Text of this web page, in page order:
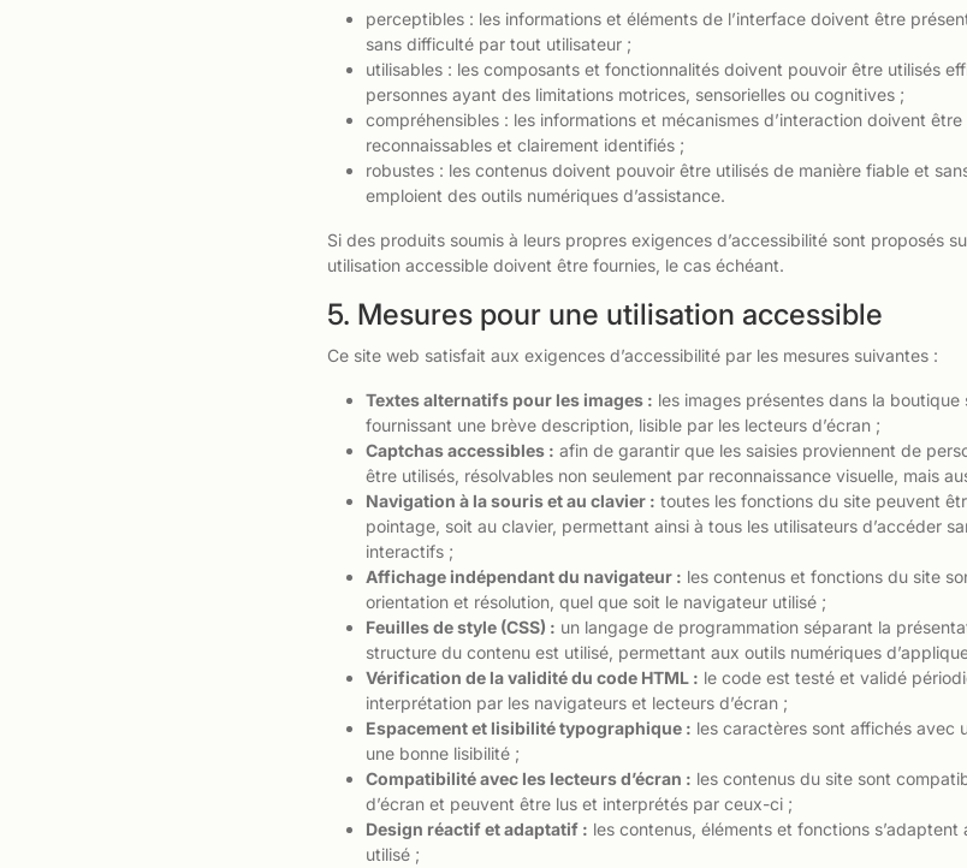
perceptibles : les informations et éléments de l’interface doivent être
sans difficulté par tout utilisateur ;
utilisables : les composants et fonctionnalités doivent pouvoir être utilisés
personnes ayant des limitations motrices, sensorielles ou cognitives ;
compréhensibles : les informations et mécanismes d’interaction doivent
reconnaissables et clairement identifiés ;
robustes : les contenus doivent pouvoir être utilisés de manière fiable et
emploient des outils numériques d’assistance.
Si des produits soumis à leurs propres exigences d’accessibilité sont proposés
utilisation accessible doivent être fournies, le cas échéant.
5. Mesures pour une utilisation accessible
Ce site web satisfait aux exigences d’accessibilité par les mesures suivantes :
Textes alternatifs pour les images : les images présentes dans la
fournissant une brève description, lisible par les lecteurs d’écran ;
Captchas accessibles : afin de garantir que les saisies proviennent de
être utilisés, résolvables non seulement par reconnaissance visuelle, mais
Navigation à la souris et au clavier : toutes les fonctions du site peuvent
pointage, soit au clavier, permettant ainsi à tous les utilisateurs d’accéder
interactifs ;
Affichage indépendant du navigateur : les contenus et fonctions du site
orientation et résolution, quel que soit le navigateur utilisé ;
Feuilles de style (CSS) : un langage de programmation séparant la
structure du contenu est utilisé, permettant aux outils numériques
Vérification de la validité du code HTML : le code est testé et validé
interprétation par les navigateurs et lecteurs d’écran ;
Espacement et lisibilité typographique : les caractères sont affichés avec
une bonne lisibilité ;
Compatibilité avec les lecteurs d’écran : les contenus du site sont
d’écran et peuvent être lus et interprétés par ceux-ci ;
Design réactif et adaptatif : les contenus, éléments et fonctions
utilisé ;